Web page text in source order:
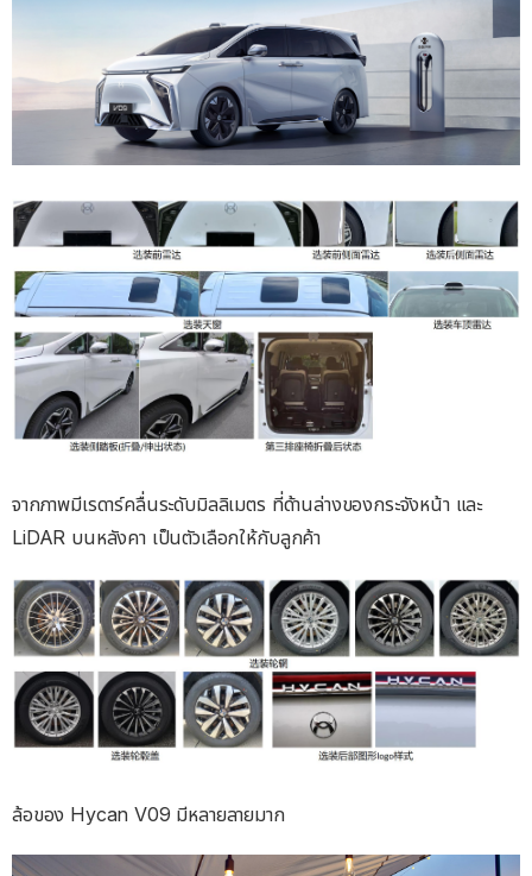
จากภาพมีเรดาร์คลื่นระดับมิลลิเมตร ที่ด้านล่างของกระจังหน้า และ
LiDAR บนหลังคา เป็นตัวเลือกให้กับลูกค้า
ล้อของ Hycan V09 มีหลายลายมาก